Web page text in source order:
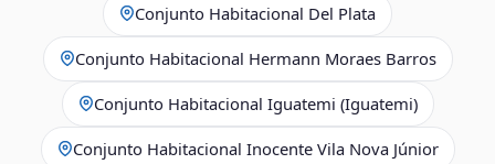
Conjunto Habitacional Del Plata
Conjunto Habitacional Hermann Moraes Barros
Conjunto Habitacional Iguatemi (Iguatemi)
Conjunto Habitacional Inocente Vila Nova Júnior